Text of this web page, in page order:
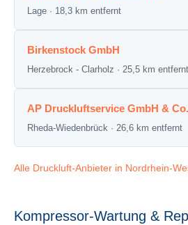
Lage · 18,3 km entfernt
Birkenstock GmbH
Herzebrock - Clarholz · 25,5 km entfernt
AP Druckluftservice GmbH &
Rheda-Wiedenbrück · 26,6 km entfernt
Alle Druckluft-Anbieter in Nordrhein-
Kompressor-Wartung &